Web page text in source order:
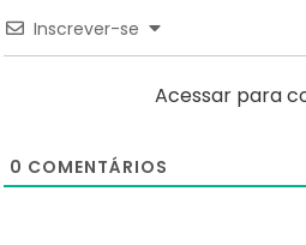
Inscrever-se
Acessar para
0 COMENTÁRIOS